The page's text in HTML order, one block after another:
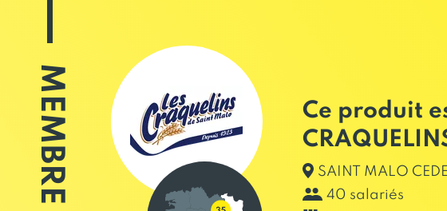
MEMBRE
Ce produit
SAINT MALO
40 salariés